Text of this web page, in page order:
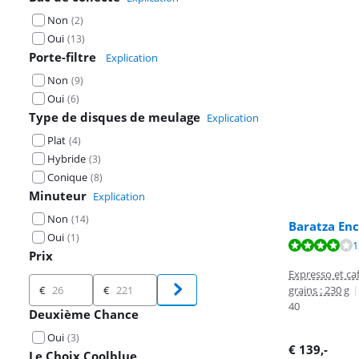
Non (2)
Oui (13)
Porte-filtre
Explication
Non (9)
Oui (6)
Type de disques de meulage Explication
Plat (4)
Hybride (3)
Conique (8)
Minuteur Explication
Non (14)
Oui (1)
Prix
Prix
€ €
Deuxième Chance
Oui (3)
Le Choix Coolblue
Baratza
La note est de
Expresso et
grains : 230 g |
40
€ 139,-
La note est de
La note est de